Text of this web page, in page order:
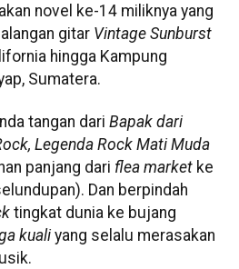
novel ke-14 miliknya yang
gitar Vintage Sunburst
hingga Kampung
Sumatera.
tangan dari Bapak dari
Legenda Rock Mati Muda
panjang dari flea market ke
Dan berpindah
tingkat dunia ke bujang
kuali yang selalu merasakan